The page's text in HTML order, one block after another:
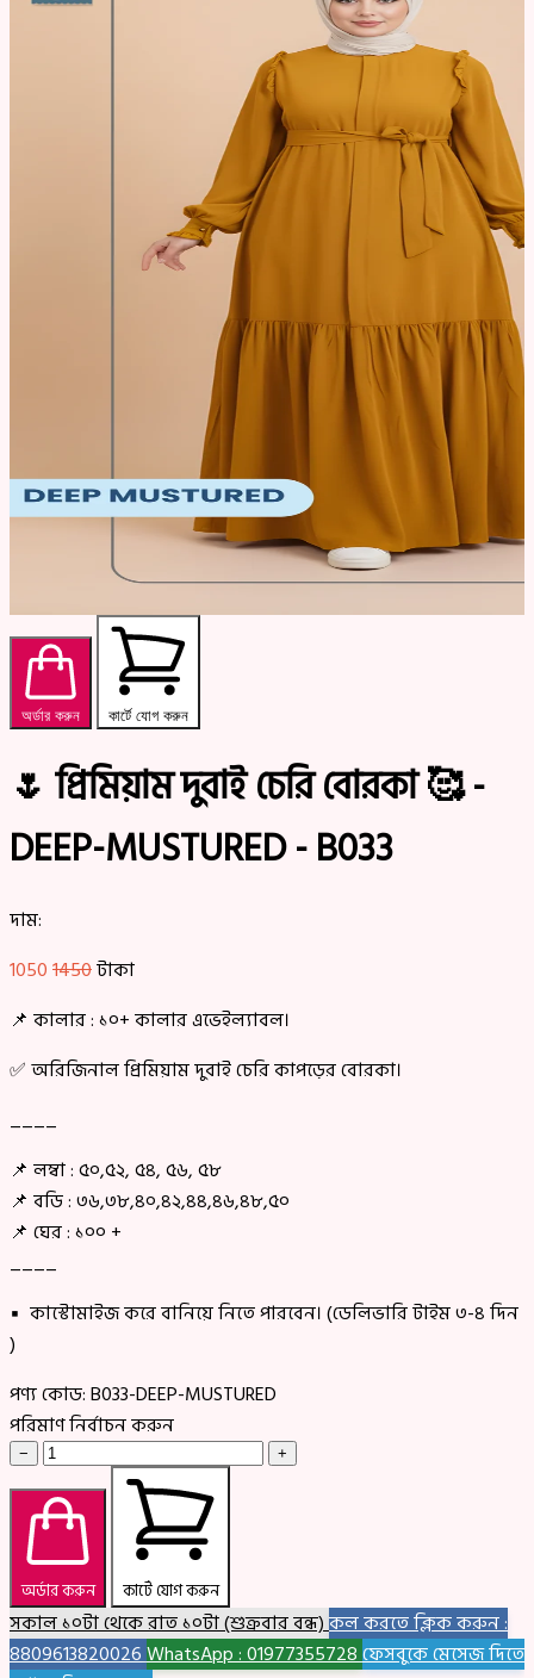
অর্ডার করুন কার্টে যোগ করুন
🌷 প্রিমিয়াম দুবাই চেরি বোরকা 🥰 -
DEEP-MUSTURED - B033
দাম:
10501450টাকা
📌 কালার : ১০+ কালার এভেইল্যাবল।
✅ অরিজিনাল প্রিমিয়াম দুবাই চেরি কাপড়ের বোরকা।
____
📌 লম্বা : ৫০,৫২, ৫৪, ৫৬, ৫৮
📌 বডি : ৩৬,৩৮,৪০,৪২,৪৪,৪৬,৪৮,৫০
📌 ঘের : ১০০ +
____
▪ কাস্টোমাইজ করে বানিয়ে নিতে পারবেন। (ডেলিভারি টাইম ৩-৪ দিন
)
পণ্য কোড:B033-DEEP-MUSTURED
পরিমাণ নির্বাচন করুন
− +
অর্ডার করুন কার্টে যোগ করুন
সকাল ১০টা থেকে রাত ১০টা (শুক্রবার বন্ধ)কল করতে ক্লিক করুন :
8809613820026WhatsApp : 01977355728ফেসবুকে মেসেজ দিতে